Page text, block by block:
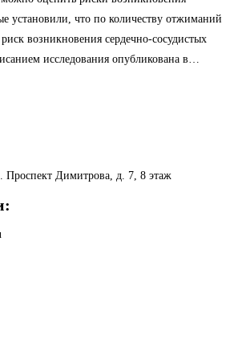
установили, что по количеству отжиманий
возникновения сердечно-сосудистых
исследования опубликована в…
Проспект Димитрова, д. 7, 8 этаж